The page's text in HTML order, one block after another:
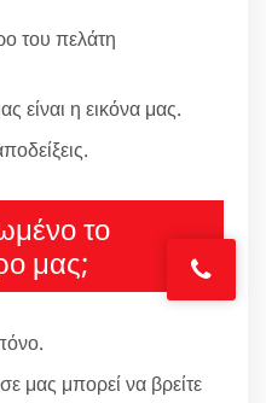
του πελάτη
είναι η εικόνα μας.
το
μας;
μας μπορεί να βρείτε